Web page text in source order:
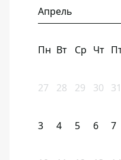
Апрель
Пн Вт Ср Чт
27 28 29 30 31
3 4 5 6 7